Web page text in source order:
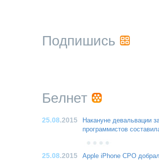
Подпишись
Белнет
25.08.2015
Накануне девальвации
программистов
25.08.2015 Apple iPhone CPO